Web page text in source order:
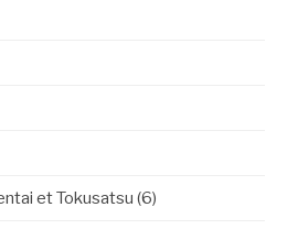
et Tokusatsu (6)